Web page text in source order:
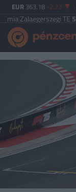
EUR 363.18 -2.23
TE5-2Paksi FC|